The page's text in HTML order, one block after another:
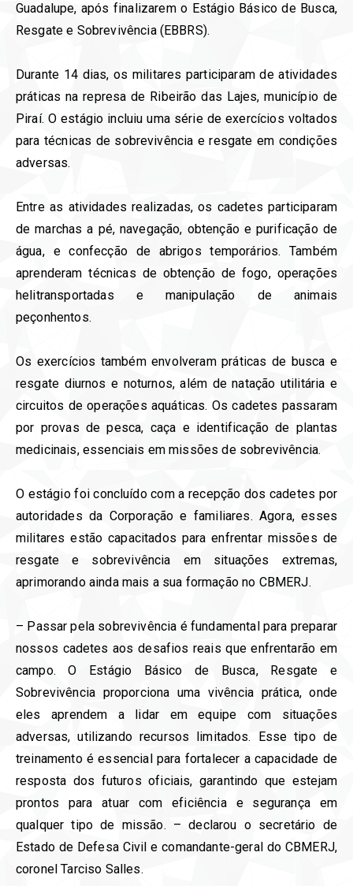
Guadalupe, após finalizarem o Estágio Básico de Busca,
Resgate e Sobrevivência (EBBRS).
Durante 14 dias, os militares participaram de atividades
práticas na represa de Ribeirão das Lajes, município de
Piraí. O estágio incluiu uma série de exercícios voltados
para técnicas de sobrevivência e resgate em condições
adversas.
Entre as atividades realizadas, os cadetes participaram
de marchas a pé, navegação, obtenção e purificação de
água, e confecção de abrigos temporários. Também
aprenderam técnicas de obtenção de fogo, operações
helitransportadas e manipulação de animais
peçonhentos.
Os exercícios também envolveram práticas de busca e
resgate diurnos e noturnos, além de natação utilitária e
circuitos de operações aquáticas. Os cadetes passaram
por provas de pesca, caça e identificação de plantas
medicinais, essenciais em missões de sobrevivência.
O estágio foi concluído com a recepção dos cadetes por
autoridades da Corporação e familiares. Agora, esses
militares estão capacitados para enfrentar missões de
resgate e sobrevivência em situações extremas,
aprimorando ainda mais a sua formação no CBMERJ.
– Passar pela sobrevivência é fundamental para preparar
nossos cadetes aos desafios reais que enfrentarão em
campo. O Estágio Básico de Busca, Resgate e
Sobrevivência proporciona uma vivência prática, onde
eles aprendem a lidar em equipe com situações
adversas, utilizando recursos limitados. Esse tipo de
treinamento é essencial para fortalecer a capacidade de
resposta dos futuros oficiais, garantindo que estejam
prontos para atuar com eficiência e segurança em
qualquer tipo de missão. – declarou o secretário de
Estado de Defesa Civil e comandante-geral do CBMERJ,
coronel Tarciso Salles.